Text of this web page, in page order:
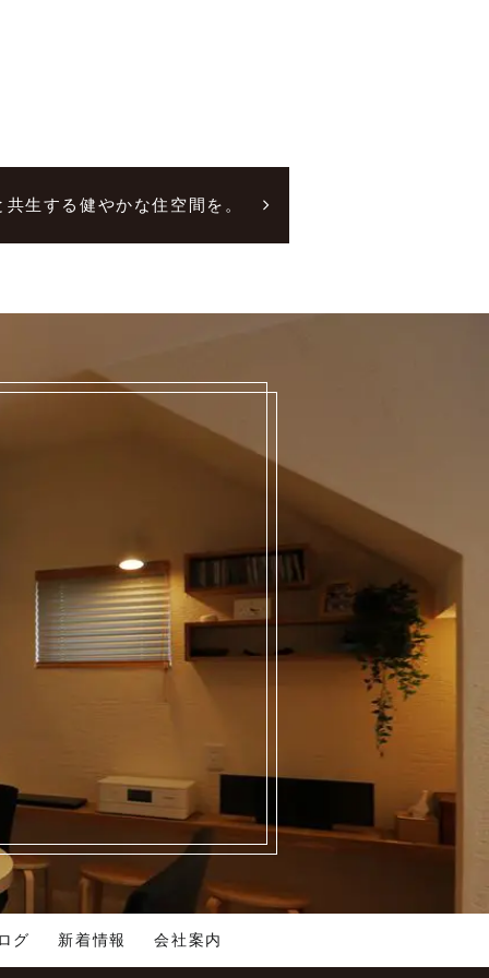
共生する健やかな住空間を。
グ 新着情報 会社案内